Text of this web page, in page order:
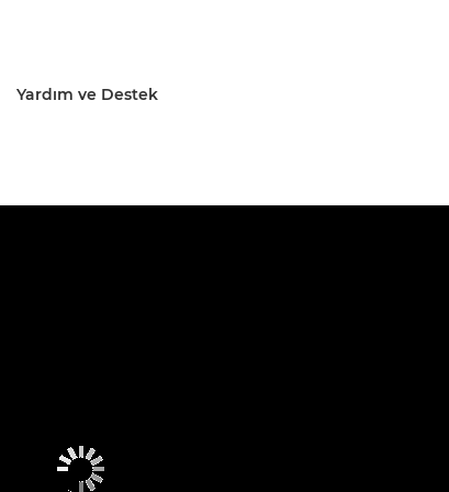
Yardım ve Destek